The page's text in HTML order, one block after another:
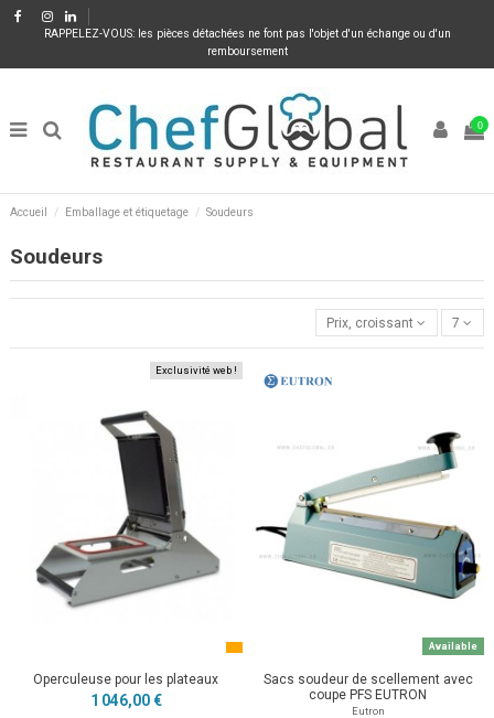
RAPPELEZ-VOUS: les pièces détachées ne font pas l'objet d'un échange ou d'un
remboursement
0
Accueil Emballage et étiquetage Soudeurs
Soudeurs
Prix, croissant 7
Exclusivité web !
Operculeuse pour les plateaux
1 046,00 €
Available
Sacs soudeur de scellement avec
coupe PFS EUTRON
Eutron